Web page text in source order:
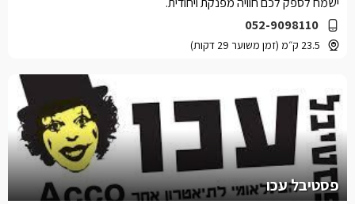
052-9098110
23.5 ק״מ (זמן משוער 29 דקות)
פסטיבל עכו